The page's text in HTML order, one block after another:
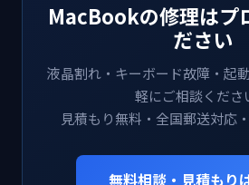
MacBookの修理はプ
ださい
液晶割れ・キーボード故障・起
軽にご相談くださ
見積もり無料・全国郵送対応
無料相談・見積もり